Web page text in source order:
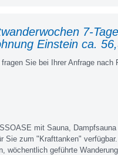
7-
Einstein ca.
Sie bei Ihrer Anfrage nach
mit Sauna,
Sie zum "Krafttanken"
wöchentlich geführte